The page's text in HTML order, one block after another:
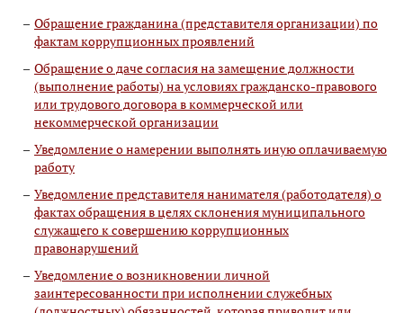
Обращение гражданина (представителя организации) по
фактам коррупционных проявлений
Обращение о даче согласия на замещение должности
(выполнение работы) на условиях гражданско-правового
или трудового договора в коммерческой или
некоммерческой организации
Уведомление о намерении выполнять иную оплачиваемую
работу
Уведомление представителя нанимателя (работодателя) о
фактах обращения в целях склонения муниципального
служащего к совершению коррупционных
правонарушений
Уведомление о возникновении личной
заинтересованности при исполнении служебных